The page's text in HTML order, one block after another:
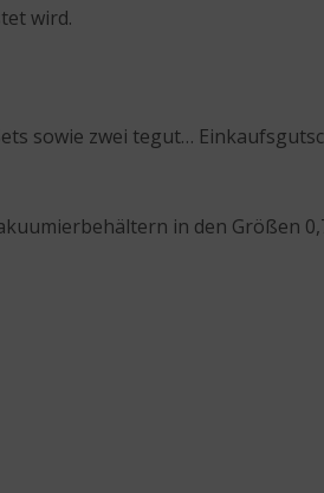
wird.
sowie zwei tegut…
in den Größen